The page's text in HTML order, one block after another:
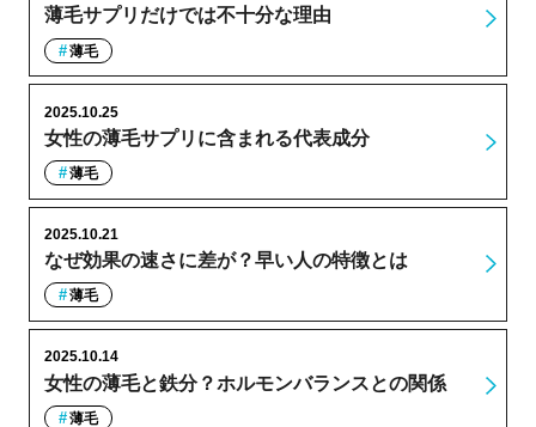
薄毛サプリだけでは不十分な理由
薄毛
女性の薄毛サプリに含まれる代表成分
2025.10.25
薄毛
なぜ効果の速さに差が？早い人の特徴とは
2025.10.21
薄毛
女性の薄毛と鉄分？ホルモンバランスとの関係
2025.10.14
薄毛